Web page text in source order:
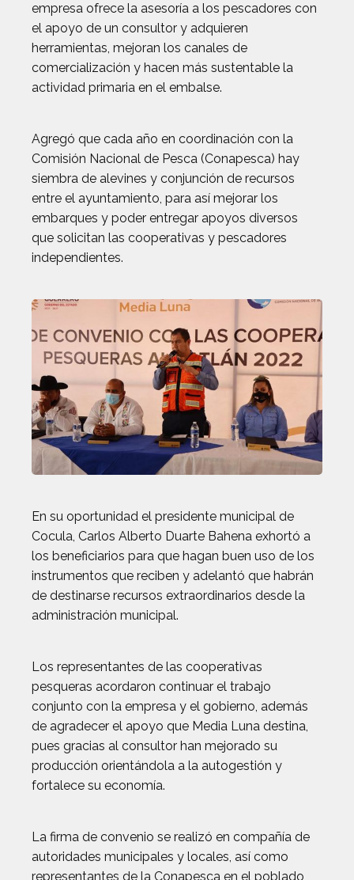
empresa ofrece la asesoría a los pescadores con
el apoyo de un consultor y adquieren
herramientas, mejoran los canales de
comercialización y hacen más sustentable la
actividad primaria en el embalse.
Agregó que cada año en coordinación con la
Comisión Nacional de Pesca (Conapesca) hay
siembra de alevines y conjunción de recursos
entre el ayuntamiento, para así mejorar los
embarques y poder entregar apoyos diversos
que solicitan las cooperativas y pescadores
independientes.
En su oportunidad el presidente municipal de
Cocula, Carlos Alberto Duarte Bahena exhortó a
los beneficiarios para que hagan buen uso de los
instrumentos que reciben y adelantó que habrán
de destinarse recursos extraordinarios desde la
administración municipal.
Los representantes de las cooperativas
pesqueras acordaron continuar el trabajo
conjunto con la empresa y el gobierno, además
de agradecer el apoyo que Media Luna destina,
pues gracias al consultor han mejorado su
producción orientándola a la autogestión y
fortalece su economía.
La firma de convenio se realizó en compañía de
autoridades municipales y locales, así como
representantes de la Conapesca en el poblado